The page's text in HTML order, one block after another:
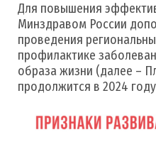
Для повышения
Минздравом России
проведения
профилактике
образа жизни (далее –
продолжится в 2024